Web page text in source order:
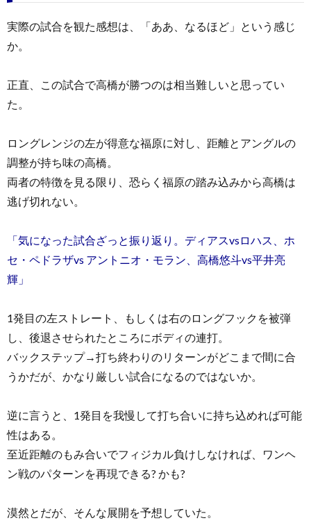
実際の試合を観た感想は、「ああ、なるほど」という感じ
か。
正直、この試合で高橋が勝つのは相当難しいと思ってい
た。
ロングレンジの左が得意な福原に対し、距離とアングルの
調整が持ち味の高橋。
両者の特徴を見る限り、恐らく福原の踏み込みから高橋は
逃げ切れない。
「気になった試合ざっと振り返り。ディアスvsロハス、ホ
セ・ペドラザvs アントニオ・モラン、高橋悠斗vs平井亮
輝」
1発目の左ストレート、もしくは右のロングフックを被弾
し、後退させられたところにボディの連打。
バックステップ→打ち終わりのリターンがどこまで間に合
うかだが、かなり厳しい試合になるのではないか。
逆に言うと、1発目を我慢して打ち合いに持ち込めれば可能
性はある。
至近距離のもみ合いでフィジカル負けしなければ、ワンヘ
ン戦のパターンを再現できる? かも?
漠然とだが、そんな展開を予想していた。